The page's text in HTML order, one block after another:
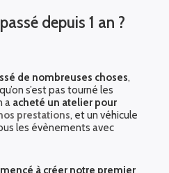
depuis 1 an ?
de nombreuses choses,
s’est pas tourné les
a acheté un atelier pour
prestations, et un véhicule
les évènements avec
à créer notre premier